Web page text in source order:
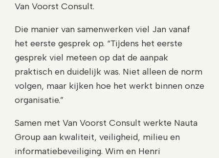
Van Voorst Consult.
Die manier van samenwerken viel Jan vanaf
het eerste gesprek op. “Tijdens het eerste
gesprek viel meteen op dat de aanpak
praktisch en duidelijk was. Niet alleen de norm
volgen, maar kijken hoe het werkt binnen onze
organisatie.”
Samen met Van Voorst Consult werkte Nauta
Group aan kwaliteit, veiligheid, milieu en
informatiebeveiliging. Wim en Henri